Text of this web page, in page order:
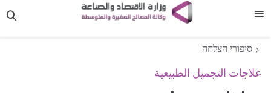
סיפורי הצלחה
علاجات التجميل الطبيعية